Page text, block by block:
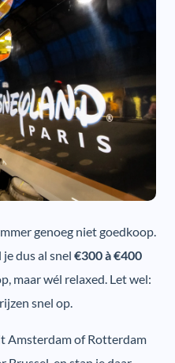
genoeg niet goedkoop.
dus al snel €300 à €400
maar wél relaxed. Let wel:
snel op.
Amsterdam of Rotterdam